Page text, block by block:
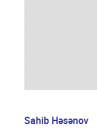
Sahib Həsənov